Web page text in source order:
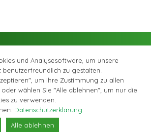
FacebookInstagram
Bremgarten, alle Rechte vorbehalten |
|Webagentur GABRIEL DESIGN
und Analysesoftware, um unsere
zu gestalten.
um Ihre Zustimmung zu allen
wählen Sie "Alle ablehnen", um nur die
zu verwenden.
Datenschutzerklärung
Alle ablehnen